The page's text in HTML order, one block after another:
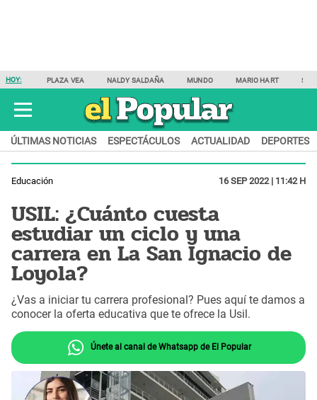
HOY: PLAZA VEA NALDY SALDAÑA MUNDO MARIO HART
ÚLTIMAS NOTICIAS ESPECTÁCULOS ACTUALIDAD DEPORTES
Educación 16 SEP 2022 | 11:42 H
USIL: ¿Cuánto cuesta
estudiar un ciclo y una
carrera en La San Ignacio de
Loyola?
¿Vas a iniciar tu carrera profesional? Pues aquí te damos a
conocer la oferta educativa que te ofrece la Usil.
Únete al canal de Whatsapp de El Popular